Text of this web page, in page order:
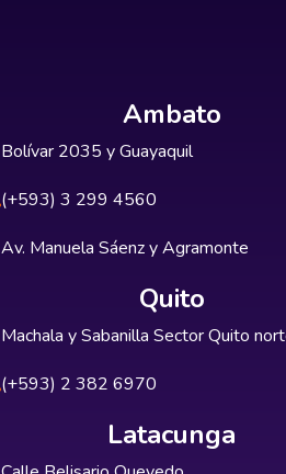
Ambato
Bolívar 2035 y Guayaquil
(+593) 3 299 4560
Av. Manuela Sáenz y Agramonte
Quito
Machala y Sabanilla Sector Quito
(+593) 2 382 6970
Latacunga